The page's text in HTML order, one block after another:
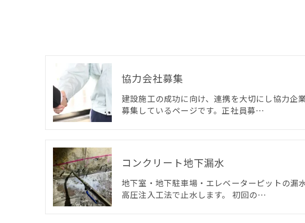
協力会社募集
建設施工の成功に向け、連携を大切にし協力企
募集しているページです。正社員募…
コンクリート地下漏水
地下室・地下駐車場・エレベーターピットの漏
高圧注入工法で止水します。 初回の…